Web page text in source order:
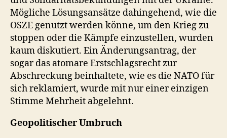
Mögliche Lösungsansätze dahingehend, wie die
OSZE genutzt werden könne, um den Krieg zu
stoppen oder die Kämpfe einzustellen, wurden
kaum diskutiert. Ein Änderungsantrag, der
sogar das atomare Erstschlagsrecht zur
Abschreckung beinhaltete, wie es die NATO für
sich reklamiert, wurde mit nur einer einzigen
Stimme Mehrheit abgelehnt.
Geopolitischer Umbruch